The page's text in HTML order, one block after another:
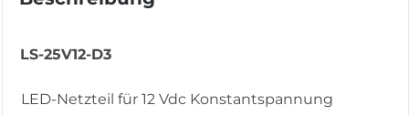
LS-25V12-D3
LED-Netzteil für 12 Vdc Konstantspannung